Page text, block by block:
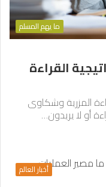
ما يهم المسلم
القراءة
المزرية وشكاوى
أو لا يريدون…
أخبار العالم